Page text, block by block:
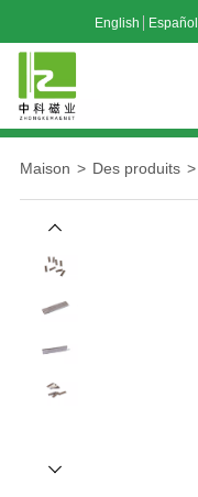
English Español
Maison > Des produits >